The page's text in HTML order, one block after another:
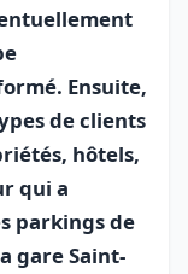
Ensuite,
de clients
hôtels,
qui a
parkings de
gare Saint-